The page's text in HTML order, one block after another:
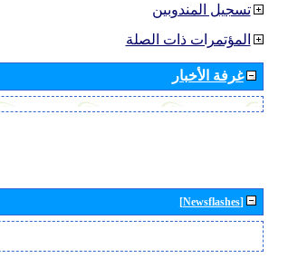
تسجيل المندوبين
المؤتمرات ذات الصلة
غرفة الأخبار
[Newsflashes]